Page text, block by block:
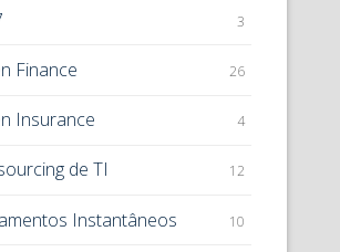
3
Finance 26
Insurance 4
de TI 12
Instantâneos 10